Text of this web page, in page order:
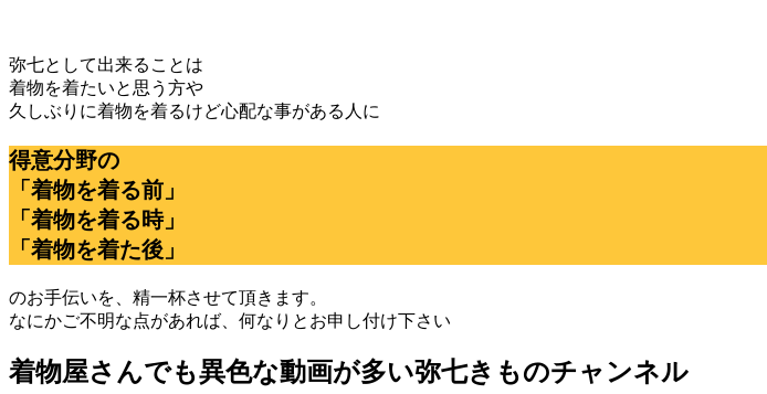
弥七として出来ることは
着物を着たいと思う方や
久しぶりに着物を着るけど心配な事がある人に
得意分野の
「着物を着る前」
「着物を着る時」
「着物を着た後」
のお手伝いを、精一杯させて頂きます。
なにかご不明な点があれば、何なりとお申し付け下さい
着物屋さんでも異色な動画が多い弥七きものチャンネル